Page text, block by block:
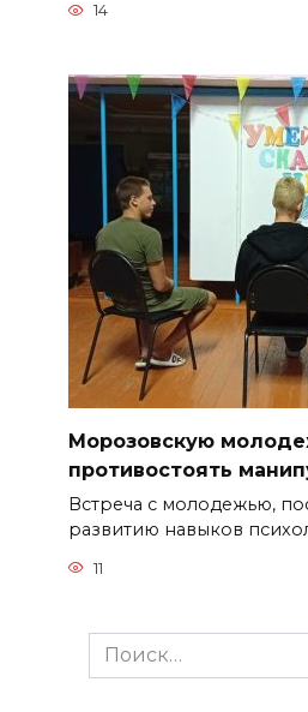
14
Морозовскую
противостоять
Встреча с молодежью,
развитию навыков
11
Search
for: